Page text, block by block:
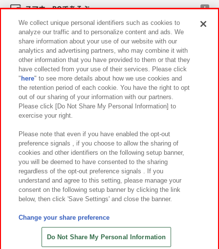
スマホ・PCであそぶ
イベント・キャンペーン
関連会社 サステナビリティ サイトポリシー
プライバシーポリシー ウェブアクセシビリティ方針と検証結果
お取引先さまとともに
カスタマーハラスメント対応方針 よくあるご質問・お問い合わせ
©Bandai Namco Amusement Inc.
©Bandai Namco Amusement Lab Inc.
©HANAYASHIKI Co., Ltd. All Rights Reserved.
We collect unique personal identifiers such as cookies to
analyze our traffic and to personalize content and ads. We
share information about your use of our website with our
analytics and advertising partners, who may combine it with
other information that you have provided to them or that they
have collected from your use of their services. Please click
" here" to see more details about how we use cookies and
the retention period of each cookie. You have the right to opt
out of our sharing of your information with our partners.
Please click [Do Not Share My Personal Information] to
exercise your right.
Please note that even if you have enabled the opt-out
preference signals , if you choose to allow the sharing of
cookies and other identifiers on the following setup banner,
you will be deemed to have consented to the sharing
regardless of the opt-out preference signals . If you
understand and agree to this setting, please manage your
consent on the following setup banner by clicking the link
below, then click 'Save Settings' and close the banner.
Change your share preference
Do Not Share My Personal Information